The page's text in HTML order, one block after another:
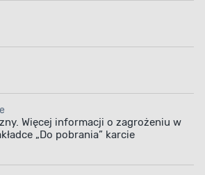
Więcej informacji o zagrożeniu w
„Do pobrania” karcie